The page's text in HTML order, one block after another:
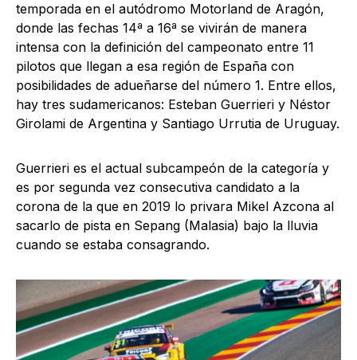
temporada en el autódromo Motorland de Aragón,
donde las fechas 14ª a 16ª se vivirán de manera
intensa con la definición del campeonato entre 11
pilotos que llegan a esa región de España con
posibilidades de adueñarse del número 1. Entre ellos,
hay tres sudamericanos: Esteban Guerrieri y Néstor
Girolami de Argentina y Santiago Urrutia de Uruguay.
Guerrieri es el actual subcampeón de la categoría y
es por segunda vez consecutiva candidato a la
corona de la que en 2019 lo privara Mikel Azcona al
sacarlo de pista en Sepang (Malasia) bajo la lluvia
cuando se estaba consagrando.